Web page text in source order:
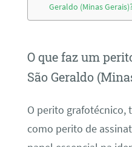
Geraldo (Minas
O que faz um
São Geraldo
O perito grafotécnico,
como perito de